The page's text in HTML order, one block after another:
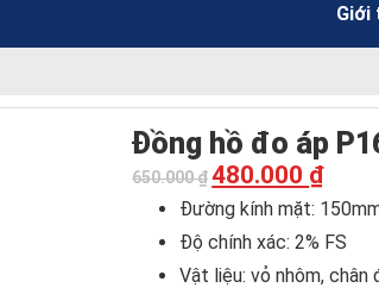
Giới
Đồng hồ đo áp
650.000₫ 480.000 ₫
Đường kính mặt:
Độ chính xác: 2% FS
Vật liệu: vỏ nhôm, chân